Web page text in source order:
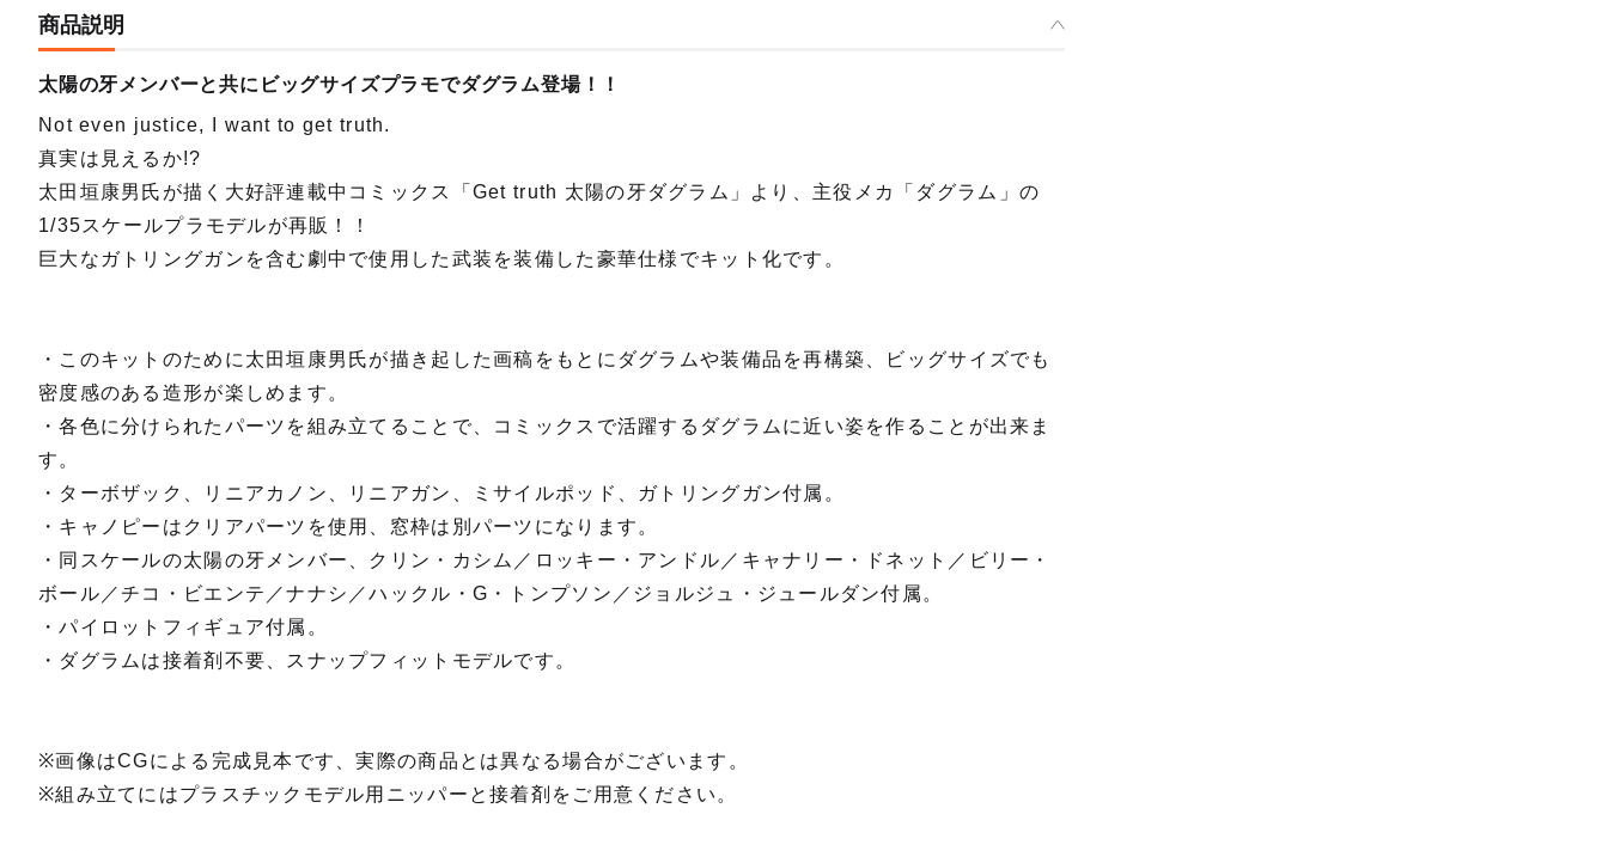
1/35 ダグラム Ver. GT DXコンプリート版 - 2024年06月発売予定
予約終了
商品説明
太陽の牙メンバーと共にビッグサイズプラモでダグラム登場！！
Not even justice, I want to get truth.
真実は見えるか!?
太田垣康男氏が描く大好評連載中コミックス「Get truth 太陽の牙ダグラム」より、主役メカ「ダグラム」の
1/35スケールプラモデルが再販！！
巨大なガトリングガンを含む劇中で使用した武装を装備した豪華仕様でキット化です。
・このキットのために太田垣康男氏が描き起した画稿をもとにダグラムや装備品を再構築、ビッグサイズでも
密度感のある造形が楽しめます。
・各色に分けられたパーツを組み立てることで、コミックスで活躍するダグラムに近い姿を作ることが出来ま
す。
・ターボザック、リニアカノン、リニアガン、ミサイルポッド、ガトリングガン付属。
・キャノピーはクリアパーツを使用、窓枠は別パーツになります。
・同スケールの太陽の牙メンバー、クリン・カシム／ロッキー・アンドル／キャナリー・ドネット／ビリー・
ボール／チコ・ビエンテ／ナナシ／ハックル・G・トンプソン／ジョルジュ・ジュールダン付属。
・パイロットフィギュア付属。
・ダグラムは接着剤不要、スナップフィットモデルです。
※画像はCGによる完成見本です、実際の商品とは異なる場合がございます。
※組み立てにはプラスチックモデル用ニッパーと接着剤をご用意ください。